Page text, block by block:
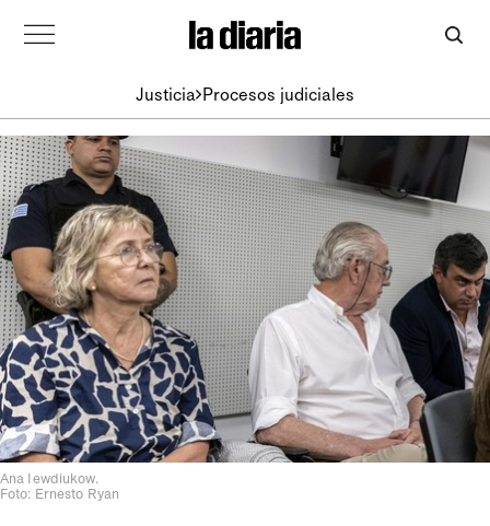
Justicia Procesos judiciales
Ana Iewdiukow.
Foto: Ernesto Ryan